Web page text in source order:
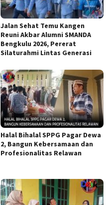
Jalan Sehat Temu Kangen
Reuni Akbar Alumni SMANDA
Bengkulu 2026, Pererat
Silaturahmi Lintas Generasi
Halal Bihalal SPPG Pagar Dewa
2, Bangun Kebersamaan dan
Profesionalitas Relawan